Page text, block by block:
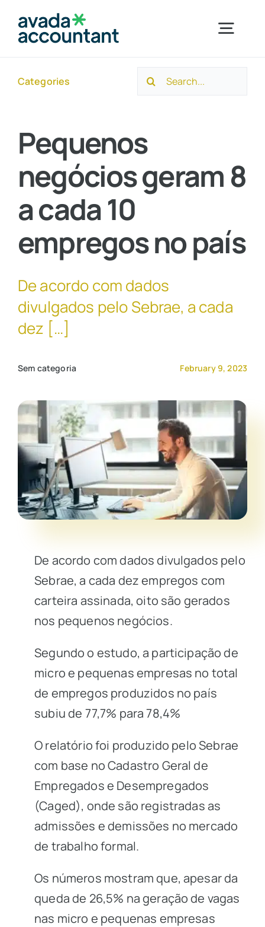
Home
Segmentos
Serviços
Novidades
Contato Comercial
Categories
Search
Pequenos
negócios geram 8
a cada 10
empregos no país
De acordo com dados
divulgados pelo Sebrae, a cada
dez […]
Sem categoria February 9, 2023
De acordo com dados divulgados pelo
Sebrae, a cada dez empregos com
carteira assinada, oito são gerados
nos pequenos negócios.
Segundo o estudo, a participação de
micro e pequenas empresas no total
de empregos produzidos no país
subiu de 77,7% para 78,4%
O relatório foi produzido pelo Sebrae
com base no Cadastro Geral de
Empregados e Desempregados
(Caged), onde são registradas as
admissões e demissões no mercado
de trabalho formal.
Os números mostram que, apesar da
queda de 26,5% na geração de vagas
nas micro e pequenas empresas